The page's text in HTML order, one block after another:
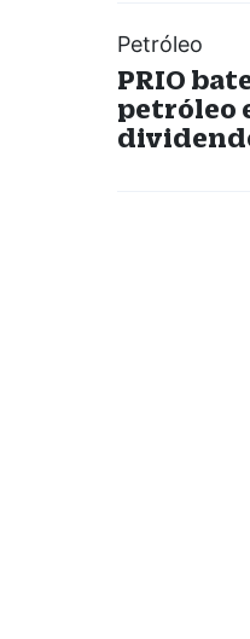
Petróleo
PRIO
petróleo